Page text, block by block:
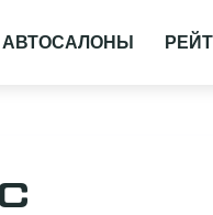
АВТОСАЛОНЫ